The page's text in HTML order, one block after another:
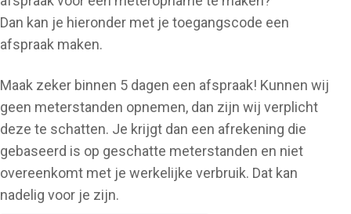
Dan kan je hieronder met je toegangscode een
afspraak maken.
Maak zeker binnen 5 dagen een afspraak! Kunnen wij
geen meterstanden opnemen, dan zijn wij verplicht
deze te schatten. Je krijgt dan een afrekening die
gebaseerd is op geschatte meterstanden en niet
overeenkomt met je werkelijke verbruik. Dat kan
nadelig voor je zijn.